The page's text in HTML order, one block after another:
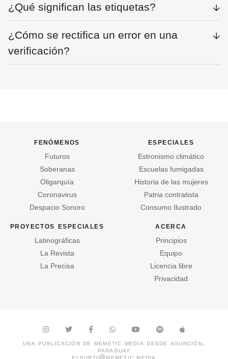
¿Qué significan las etiquetas?
¿Cómo se rectifica un error en una
verificación?
fenómenos
Futuros
Soberanas
Oligarquía
Coronavirus
Despacio Sonoro
especiales
Estronismo climático
Escuelas fumigadas
Historia de las mujeres
Patria contratista
Consumo Ilustrado
proyectos especiales
Latinográficas
La Revista
La Precisa
acerca
Principios
Equipo
Licencia libre
Privacidad
una publicación de memetic.media desde asunción,
paraguay
elsurti@memetic.media